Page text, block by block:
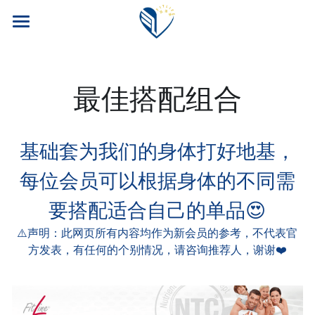
FITLINE产品
核心产品
核心科技
安全性
科研团队
四大福利
旅游奖励
训练计划
养老保险
案例博客
会员专区
我要加入！
最佳搭配组合
基础套为我们的身体打好地基，
每位会员可以根据身体的不同需
要搭配适合自己的单品😍
⚠️声明：此网页所有内容均作为新会员的参考，不代表官
方发表，有任何的个别情况，请咨询推荐人，谢谢❤️